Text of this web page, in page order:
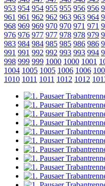
953 954 954 955 955 956 956
961 961 962 962 963 963 964
968 969 969 970 970 971 971
976 976 977 977 978 978 979
983 984 984 985 985 986 986
991 991 992 992 993 993 994
998 999 999 1000 1000 1001
1004 1005 1005 1006 1006
1010 1011 1011 1012 1012